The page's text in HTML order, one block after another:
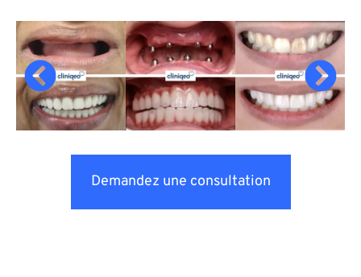
Demandez une consultation